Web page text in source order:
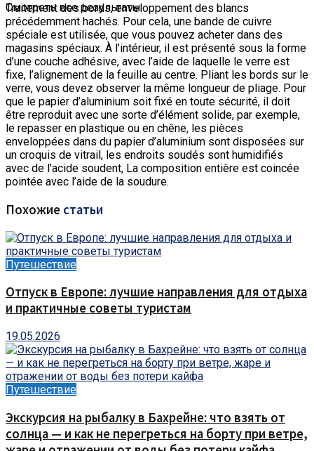
Смотреть все результаты
Traitement des bords, enveloppement des blancs
précédemment hachés. Pour cela, une bande de cuivre
spéciale est utilisée, que vous pouvez acheter dans des
magasins spéciaux. À l’intérieur, il est présenté sous la forme
d’une couche adhésive, avec l’aide de laquelle le verre est
fixe, l’alignement de la feuille au centre. Pliant les bords sur le
verre, vous devez observer la même longueur de pliage. Pour
que le papier d’aluminium soit fixé en toute sécurité, il doit
être reproduit avec une sorte d’élément solide, par exemple,
le repasser en plastique ou en chêne, les pièces
enveloppées dans du papier d’aluminium sont disposées sur
un croquis de vitrail, les endroits soudés sont humidifiés
avec de l’acide soudent, La composition entière est coincée
pointée avec l’aide de la soudure.
Похожие статьи
Путешествие
Отпуск в Европе: лучшие направления для отдыха
и практичные советы туристам
19.05.2026
Путешествие
Экскурсия на рыбалку в Бахрейне: что взять от
солнца — и как не перегреться на борту при ветре,